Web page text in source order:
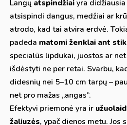
Langų atspindžiaiyra
atsispindi dangus, medžiai ar
atrodo, kad tai atvira erdvė.
padeda matomi ženklai ant
specialūs lipdukai, juostos ar
išdėstyti ne per retai. Svarbu,
didesnių nei 5–10 cm tarpų –
net pro mažas „angas“.
Efektyvi priemonė yra ir
žaliuzės, ypač dienos metu. Jos